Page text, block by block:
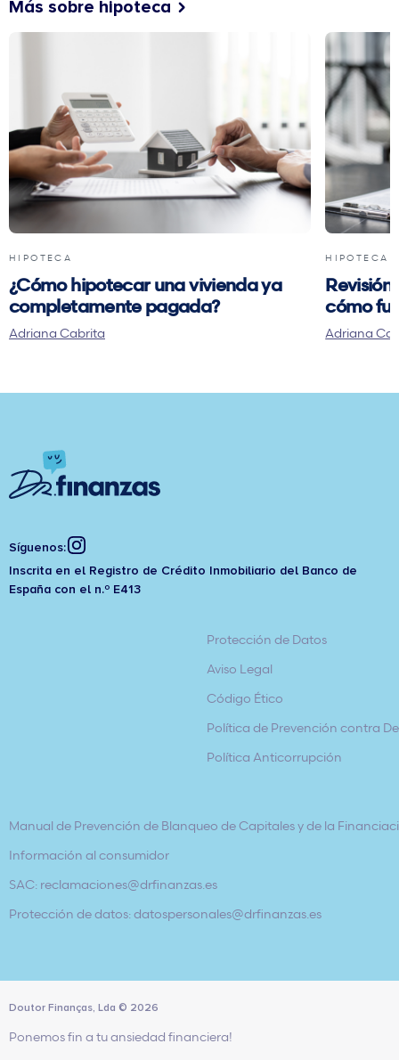
Más sobre hipoteca
HIPOTECA
¿Cómo hipotecar una vivienda ya
completamente pagada?
Adriana Cabrita
HIPOTECA
cómo
Adriana
Síguenos:
Inscrita en el Registro de Crédito Inmobiliario del Banco de
España con el n.º E413
Protección de Datos
Aviso Legal
Código Ético
Política de Prevención contra
Política Anticorrupción
Manual de Prevención de Blanqueo de Capitales y de la
Información al consumidor
SAC: reclamaciones@drfinanzas.es
Protección de datos: datospersonales@drfinanzas.es
Doutor Finanças, Lda © 2026
Ponemos fin a tu ansiedad financiera!